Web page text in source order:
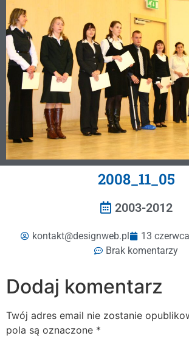
2008_11_05
2003-2012
kontakt@designweb.pl 13
Brak komentarzy
Dodaj komentarz
Twój adres email nie zostanie
pola są oznaczone *